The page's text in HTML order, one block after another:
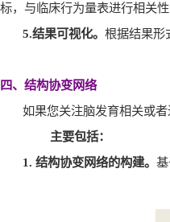
标，与临床行为量表进行相关性
5.结果可视化。 根据结果形
四、结构协变网络
如果您关注脑发育相关或
主要包括：
1. 结构协变网络的构建。